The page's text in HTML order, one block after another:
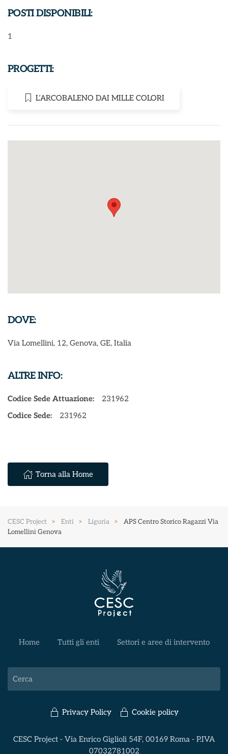
POSTI DISPONIBILI:
1
PROGETTI:
L’ARCOBALENO DAI MILLE COLORI
DOVE:
Via Lomellini, 12, Genova, GE, Italia
ALTRE INFO:
Codice Sede Attuazione:
231962
Codice Sede:
231962
Torna alla Home
CESC Project Enti Liguria
APS Centro Storico Ragazzi Via
Lomellini Genova
Home Tutti gli enti Settori e aree di intervento
Privacy Policy Cookie policy
CESC Project - Via Enrico Giglioli 54F, 00169 Roma - P.IVA
07032781002